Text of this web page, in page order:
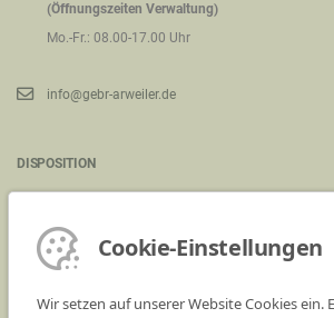
(Öffnungszeiten Verwaltung)
Mo.-Fr.: 08.00-17.00 Uhr
info@gebr-arweiler.de
DISPOSITION
66793 Saarwellingen
Cookie-Einstellungen
Wir setzen auf unserer Website Cookies ein.